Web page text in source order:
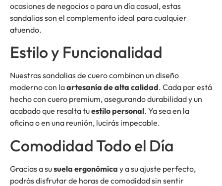
ocasiones de negocios o para un día casual, estas
sandalias son el complemento ideal para cualquier
atuendo.
Estilo y Funcionalidad
Nuestras sandalias de cuero combinan un diseño
moderno con laartesanía de alta calidad. Cada par está
hecho con cuero premium, asegurando durabilidad y un
acabado que resalta tuestilo personal. Ya sea en la
oficina o en una reunión, lucirás impecable.
Comodidad Todo el Día
Gracias a susuela ergonómica y a su ajuste perfecto,
podrás disfrutar de horas de comodidad sin sentir